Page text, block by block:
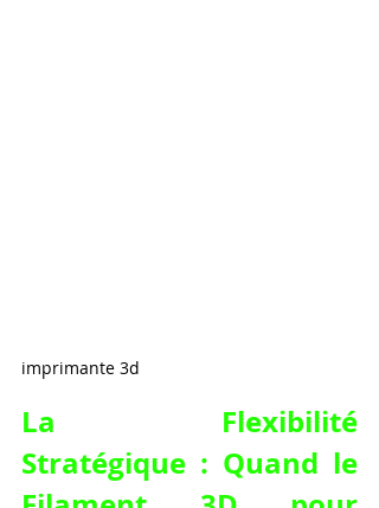
imprimante 3d
La Flexibilité